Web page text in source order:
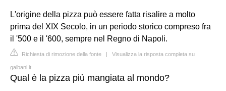
L'origine della pizza può essere fatta risalire a molto
prima del XIX Secolo, in un periodo storico compreso fra
il '500 e il '600, sempre nel Regno di Napoli.
Richiesta di rimozione della fonte | Visualizza la risposta completa su
galbani.it
Qual è la pizza più mangiata al mondo?